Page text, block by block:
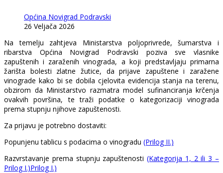
Općina Novigrad Podravski
26 Veljača 2026
Na temelju zahtjeva Ministarstva poljoprivrede, šumarstva i
ribarstva Općina Novigrad Podravski poziva sve vlasnike
zapuštenih i zaraženih vinograda, a koji predstavljaju primarna
žarišta bolesti zlatne žutice, da prijave zapuštene i zaražene
vinograde kako bi se dobila cjelovita evidencija stanja na terenu,
obzirom da Ministarstvo razmatra model sufinanciranja krčenja
ovakvih površina, te traži podatke o kategorizaciji vinograda
prema stupnju njihove zapuštenosti.
Za prijavu je potrebno dostaviti:
Popunjenu tablicu s podacima o vinogradu (Prilog II.)
Razvrstavanje prema stupnju zapuštenosti(Kategorija 1, 2 ili 3 –
Prilog I.)Prilog I.)